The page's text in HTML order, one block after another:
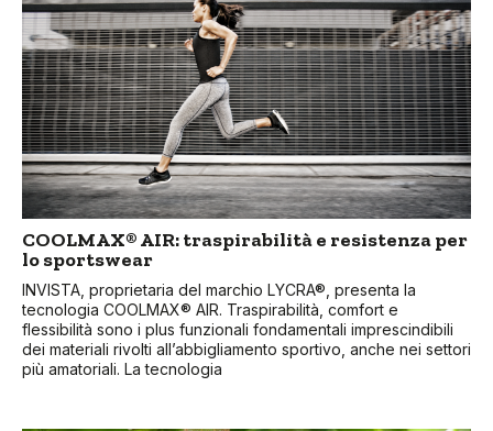
COOLMAX® AIR: traspirabilità e resistenza per
lo sportswear
INVISTA, proprietaria del marchio LYCRA®, presenta la
tecnologia COOLMAX® AIR. Traspirabilità, comfort e
flessibilità sono i plus funzionali fondamentali imprescindibili
dei materiali rivolti all’abbigliamento sportivo, anche nei settori
più amatoriali. La tecnologia